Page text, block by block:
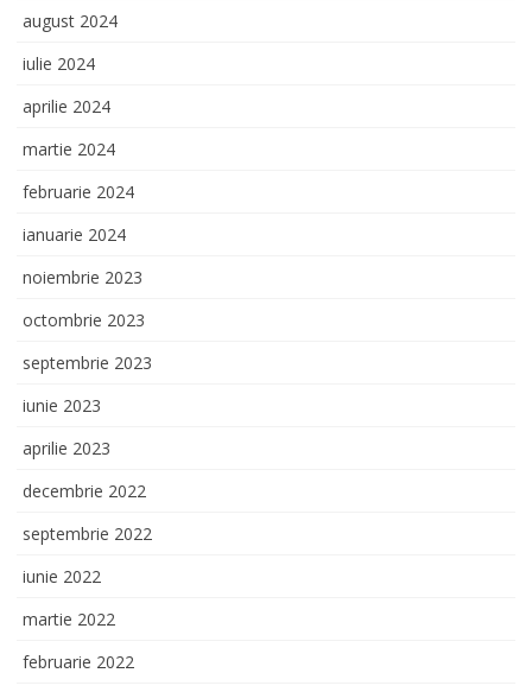
august 2024
iulie 2024
aprilie 2024
martie 2024
februarie 2024
ianuarie 2024
noiembrie 2023
octombrie 2023
septembrie 2023
iunie 2023
aprilie 2023
decembrie 2022
septembrie 2022
iunie 2022
martie 2022
februarie 2022